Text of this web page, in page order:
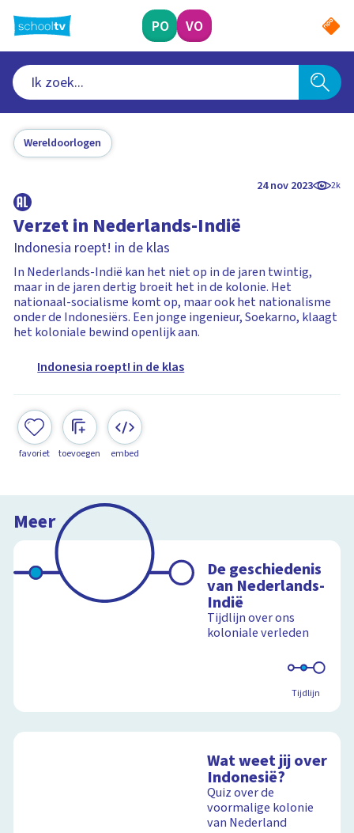
naar
hoofdinhoud
PO VO
Wereldoorlogen
24 nov 2023 2k
Verzet in Nederlands-Indië
Indonesia roept! in de klas
In Nederlands-Indië kan het niet op in de jaren twintig,
maar in de jaren dertig broeit het in de kolonie. Het
nationaal-socialisme komt op, maar ook het nationalisme
onder de Indonesiërs. Een jonge ingenieur, Soekarno, klaagt
het koloniale bewind openlijk aan.
Indonesia roept! in de klas
favoriet toevoegen embed
Meer
De geschiedenis
van Nederlands-
Indië
Tijdlijn over ons
koloniale verleden
Tijdlijn
Wat weet jij over
Indonesië?
Quiz over de
voormalige kolonie
van Nederland